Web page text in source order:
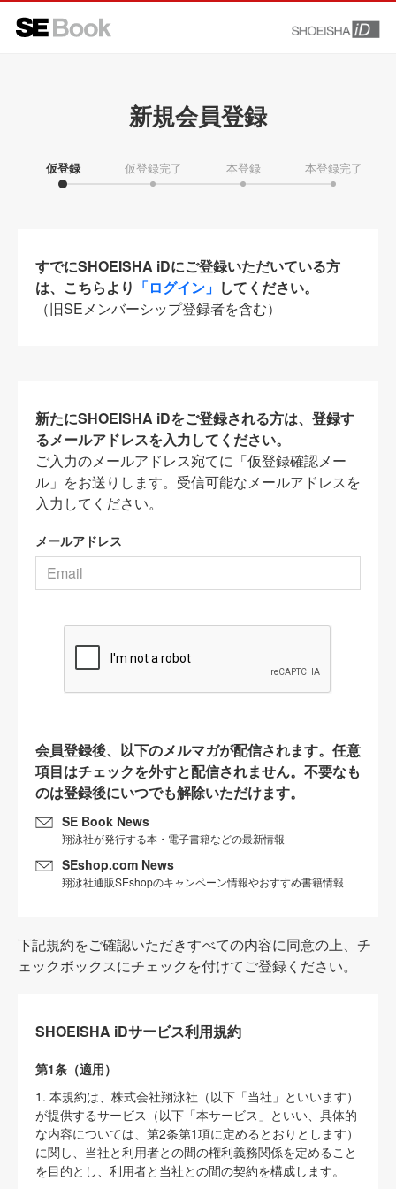
新規会員登録
仮登録 仮登録完了 本登録 本登録完了
すでにSHOEISHA iDにご登録いただいている方
は、こちらより 「ログイン」 してください。
（旧SEメンバーシップ登録者を含む）
新たにSHOEISHA iDをご登録される方は、登録す
るメールアドレスを入力してください。
ご入力のメールアドレス宛てに「仮登録確認メー
ル」をお送りします。受信可能なメールアドレスを
入力してください。
メールアドレス
会員登録後、以下のメルマガが配信されます。任意
項目はチェックを外すと配信されません。不要なも
のは登録後にいつでも解除いただけます。
SE Book News
翔泳社が発行する本・電子書籍などの最新情報
SEshop.com News
翔泳社通販SEshopのキャンペーン情報やおすすめ書籍情報
下記規約をご確認いただきすべての内容に同意の上、チ
ェックボックスにチェックを付けてご登録ください。
SHOEISHA iDサービス利用規約
第1条（適用）
1. 本規約は、株式会社翔泳社（以下「当社」といいます）
が提供するサービス（以下「本サービス」といい、具体的
な内容については、第2条第1項に定めるとおりとします）
に関し、当社と利用者との間の権利義務関係を定めること
を目的とし、利用者と当社との間の契約を構成します。